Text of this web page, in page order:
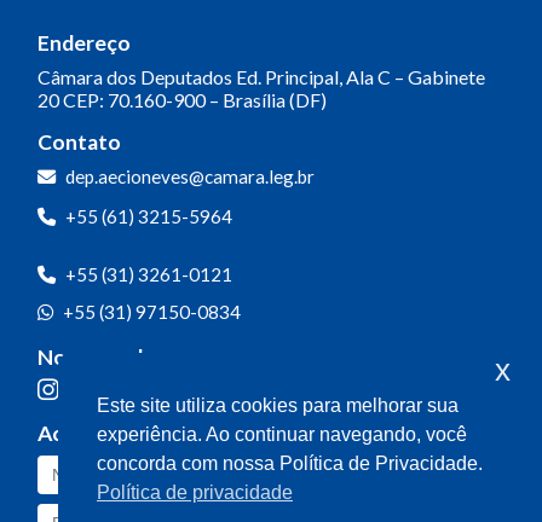
Endereço
Câmara dos Deputados Ed. Principal, Ala C – Gabinete
20CEP: 70.160-900 – Brasília (DF)
Contato
dep.aecioneves@camara.leg.br
+55 (61) 3215-5964
+55 (31) 3261-0121
+55 (31) 97150-0834
Nossas redes
Acompanhe o meu mandato
Este site utiliza cookies para melhorar sua
experiência. Ao continuar navegando, você
concorda com nossa Política de Privacidade.
Política de privacidade
x